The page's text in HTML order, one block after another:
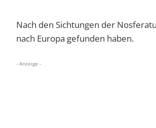
Nach den Sichtungen der
nach Europa gefunden haben.
- Anzeige -